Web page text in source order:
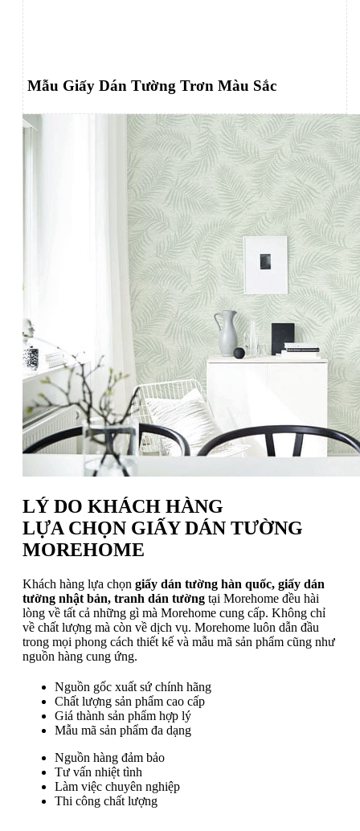
Mẫu Giấy Dán Tường Trơn Màu Sắc
LÝ DO KHÁCH HÀNG
LỰA CHỌN GIẤY DÁN TƯỜNG
MOREHOME
Khách hàng lựa chọn giấy dán tường hàn quốc, giấy dán
tường nhật bản, tranh dán tường tại Morehome đều hài
lòng về tất cả những gì mà Morehome cung cấp. Không chỉ
về chất lượng mà còn về dịch vụ. Morehome luôn dẫn đầu
trong mọi phong cách thiết kế và mẫu mã sản phẩm cũng như
nguồn hàng cung ứng.
Nguồn gốc xuất sứ chính hãng
Chất lượng sản phẩm cao cấp
Giá thành sản phẩm hợp lý
Mẫu mã sản phẩm đa dạng
Nguồn hàng đảm bảo
Tư vấn nhiệt tình
Làm việc chuyên nghiệp
Thi công chất lượng